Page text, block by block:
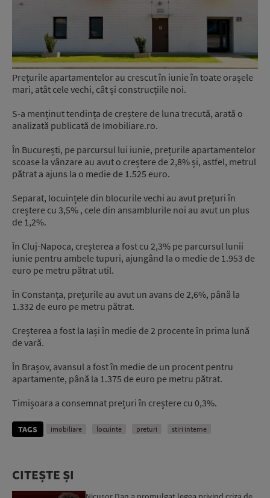
Prețurile apartamentelor au crescut în iunie în toate orașele
mari, atât cele vechi, cât și construcțiile noi.
S-a menținut tendința de creștere de luna trecută, arată o
analizată publicată de Imobiliare.ro.
În București, pe parcursul lui iunie, prețurile apartamentelor
scoase la vânzare au avut o creștere de 2,8% și, astfel, metrul
pătrat a ajuns la o medie de 1.525 euro.
Separat, locuințele din blocurile vechi au avut prețuri în
creștere cu 3,5% , cele din ansamblurile noi au avut un plus
de 1,2%.
În Cluj-Napoca, creșterea a fost cu 2,3% pe parcursul lunii
iunie pentru ambele tupuri, ajungând la o medie de 1.953 de
euro pe metru pătrat util.
În Constanța, prețurile au avut un avans de 2,6%, până la
1.332 de euro pe metru pătrat.
Creșterea a fost la Iași în medie de 2 procente în prima lună
de vară.
În Brașov, avansul a fost în medie de un procent pentru
apartamente, până la 1.375 de euro pe metru pătrat.
Timișoara a consemnat prețuri în creștere cu 0,3%.
TAGS imobiliare locuinte preturi stiri interne
CITEȘTE ȘI